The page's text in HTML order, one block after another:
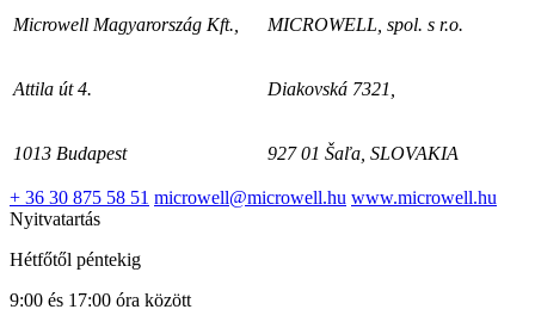
Microwell Magyarország Kft., MICROWELL, spol. s r.o.
Attila út 4. Diakovská 7321,
1013 Budapest 927 01 Šaľa, SLOVAKIA
+ 36 30 875 58 51 microwell@microwell.hu www.microwell.hu
Nyitvatartás
Hétfőtől péntekig
9:00 és 17:00 óra között